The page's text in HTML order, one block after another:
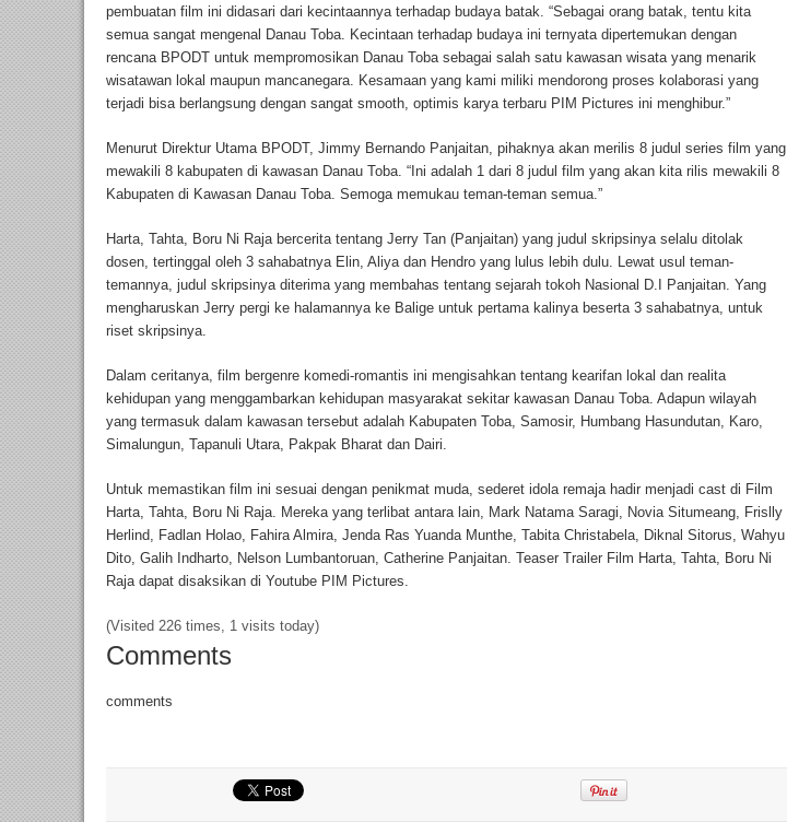
pembuatan film ini didasari dari kecintaannya terhadap budaya batak. “Sebagai orang batak, tentu kita
semua sangat mengenal Danau Toba. Kecintaan terhadap budaya ini ternyata dipertemukan dengan
rencana BPODT untuk mempromosikan Danau Toba sebagai salah satu kawasan wisata yang menarik
wisatawan lokal maupun mancanegara. Kesamaan yang kami miliki mendorong proses kolaborasi yang
terjadi bisa berlangsung dengan sangat smooth, optimis karya terbaru PIM Pictures ini menghibur.”
Menurut Direktur Utama BPODT, Jimmy Bernando Panjaitan, pihaknya akan merilis 8 judul series film yang
mewakili 8 kabupaten di kawasan Danau Toba. “Ini adalah 1 dari 8 judul film yang akan kita rilis mewakili 8
Kabupaten di Kawasan Danau Toba. Semoga memukau teman-teman semua.”
Harta, Tahta, Boru Ni Raja bercerita tentang Jerry Tan (Panjaitan) yang judul skripsinya selalu ditolak
dosen, tertinggal oleh 3 sahabatnya Elin, Aliya dan Hendro yang lulus lebih dulu. Lewat usul teman-
temannya, judul skripsinya diterima yang membahas tentang sejarah tokoh Nasional D.I Panjaitan. Yang
mengharuskan Jerry pergi ke halamannya ke Balige untuk pertama kalinya beserta 3 sahabatnya, untuk
riset skripsinya.
Dalam ceritanya, film bergenre komedi-romantis ini mengisahkan tentang kearifan lokal dan realita
kehidupan yang menggambarkan kehidupan masyarakat sekitar kawasan Danau Toba. Adapun wilayah
yang termasuk dalam kawasan tersebut adalah Kabupaten Toba, Samosir, Humbang Hasundutan, Karo,
Simalungun, Tapanuli Utara, Pakpak Bharat dan Dairi.
Untuk memastikan film ini sesuai dengan penikmat muda, sederet idola remaja hadir menjadi cast di Film
Harta, Tahta, Boru Ni Raja. Mereka yang terlibat antara lain, Mark Natama Saragi, Novia Situmeang, Frislly
Herlind, Fadlan Holao, Fahira Almira, Jenda Ras Yuanda Munthe, Tabita Christabela, Diknal Sitorus, Wahyu
Dito, Galih Indharto, Nelson Lumbantoruan, Catherine Panjaitan. Teaser Trailer Film Harta, Tahta, Boru Ni
Raja dapat disaksikan di Youtube PIM Pictures.
(Visited 226 times, 1 visits today)
Comments
comments